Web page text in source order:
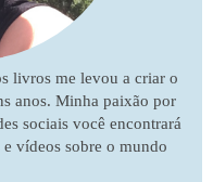
livros me levou a criar o
anos. Minha paixão por
sociais você encontrará
vídeos sobre o mundo